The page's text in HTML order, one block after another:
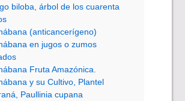
biloba, árbol de los cuarenta
(anticancerígeno)
en jugos o zumos
Fruta Amazónica.
y su Cultivo, Plantel
Paullinia cupana